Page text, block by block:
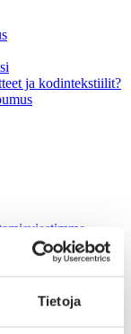
Tietoja
ja kodintekstiilit?
turvaavat
Suomessa ja
uusi kärki
&